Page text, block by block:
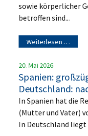
sowie körperlicher
betroffen sind...
Weiterlesen …
20. Mai 2026
Spanien:
Deutschland:
In Spanien hat die
(Mutter und Vater)
In Deutschland liegt